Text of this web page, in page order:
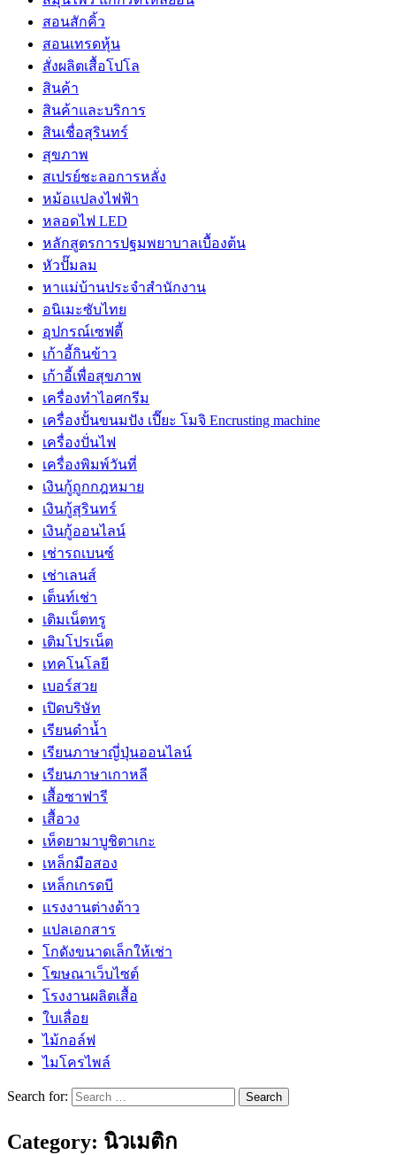
สอนสักคิ้ว
สอนเทรดหุ้น
สั่งผลิตเสื้อโปโล
สินค้า
สินค้าและบริการ
สินเชื่อสุรินทร์
สุขภาพ
สเปรย์ชะลอการหลั่ง
หม้อแปลงไฟฟ้า
หลอดไฟ LED
หลักสูตรการปฐมพยาบาลเบื้องต้น
หัวปั๊มลม
หาแม่บ้านประจำสำนักงาน
อนิเมะซับไทย
อุปกรณ์เซฟตี้
เก้าอี้กินข้าว
เก้าอี้เพื่อสุขภาพ
เครื่องทำไอศกรีม
เครื่องปั้นขนมปัง เปี๊ยะ โมจิ Encrusting machine
เครื่องปั่นไฟ
เครื่องพิมพ์วันที่
เงินกู้ถูกกฎหมาย
เงินกู้สุรินทร์
เงินกู้ออนไลน์
เช่ารถเบนซ์
เช่าเลนส์
เต็นท์เช่า
เติมเน็ตทรู
เติมโปรเน็ต
เทคโนโลยี
เบอร์สวย
เปิดบริษัท
เรียนดำน้ำ
เรียนภาษาญี่ปุ่นออนไลน์
เรียนภาษาเกาหลี
เสื้อซาฟารี
เสื้อวง
เห็ดยามาบูชิตาเกะ
เหล็กมือสอง
เหล็กเกรดบี
เเรงงานต่างด้าว
แปลเอกสาร
โกดังขนาดเล็กให้เช่า
โฆษณาเว็บไซต์
โรงงานผลิตเสื้อ
ใบเลื่อย
ไม้กอล์ฟ
ไมโครไพล์
Search for:
Category: นิวเมติก